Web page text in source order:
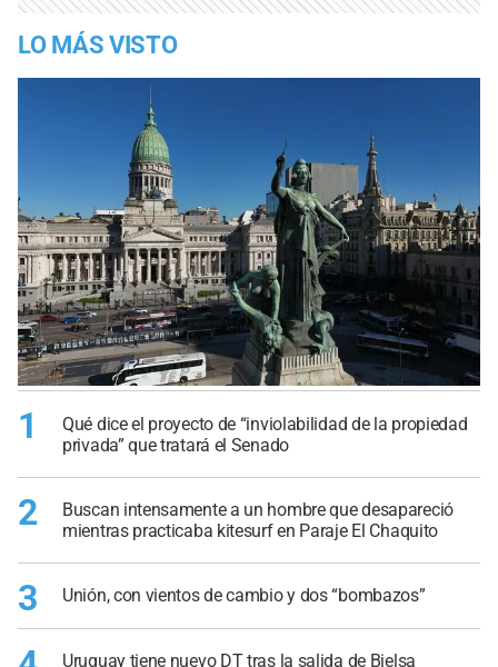
LO MÁS VISTO
1
Qué dice el proyecto de “inviolabilidad de la propiedad
privada” que tratará el Senado
2
Buscan intensamente a un hombre que desapareció
mientras practicaba kitesurf en Paraje El Chaquito
3 Unión, con vientos de cambio y dos “bombazos”
Uruguay tiene nuevo DT tras la salida de Bielsa